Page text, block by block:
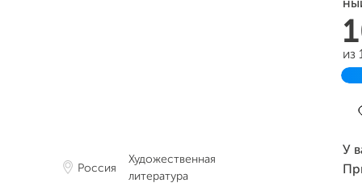
Россия
Художественная
литература
из
У